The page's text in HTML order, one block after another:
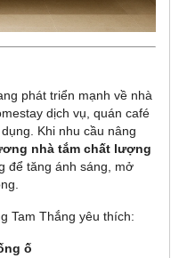
phát triển mạnh về nhà
dịch vụ, quán café
Khi nhu cầu nâng
nhà tắm chất lượng
để tăng ánh sáng, mở
Tam Thắng yêu thích:
ố